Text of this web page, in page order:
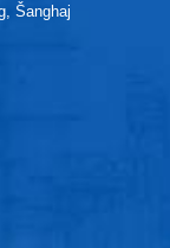
Šanghaj